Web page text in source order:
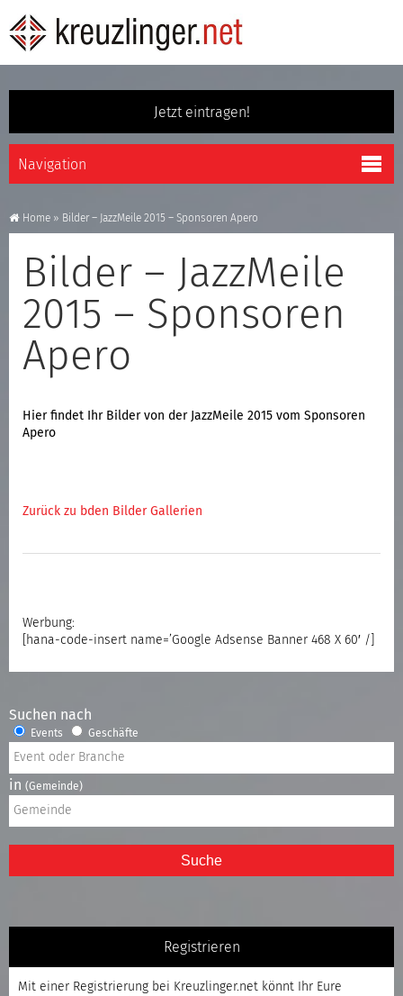
Jetzt eintragen!
Home » Bilder – JazzMeile 2015 – Sponsoren Apero
Bilder – JazzMeile
2015 – Sponsoren
Apero
Hier findet Ihr Bilder von der JazzMeile 2015 vom Sponsoren
Apero
Zurück zu bden Bilder Gallerien
Werbung:
[hana-code-insert name=’Google Adsense Banner 468 X 60′ /]
Suchen nach
Events Geschäfte
in (Gemeinde)
Suche
Registrieren
Mit einer Registrierung bei Kreuzlinger.net könnt Ihr Eure